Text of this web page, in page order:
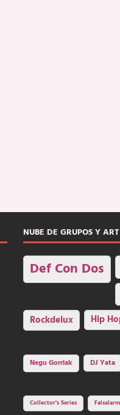
NUBE DE GRUPOS Y
Def Con Dos
Rockdelux Hip
Negu Gorriak
DJ Yata
Collector's Series